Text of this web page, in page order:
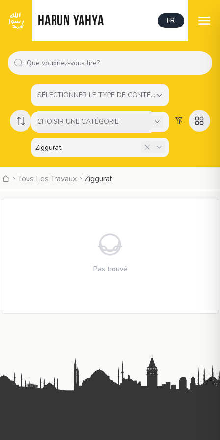
HARUN YAHYA FR
SÉLECTIONNER LE TYPE DE CONTENU
CHOISIR UNE CATÉGORIE
Tous Les Travaux Ziggurat
Pas trouvé